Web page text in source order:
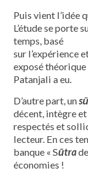
Puis vient l’idée
L’étude se porte
temps, basé
sur l’expérience
exposé théorique
Patanjali a eu.
D’autre part, un
décent, intègre et
respectés et
lecteur. En ces
banque « Sūtra
économies !